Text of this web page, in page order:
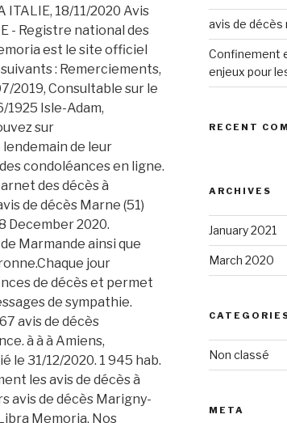
avis de décès
Confinement
enjeux pour
RECENT
ARCHIVES
January 2021
March 2020
Non classé
META